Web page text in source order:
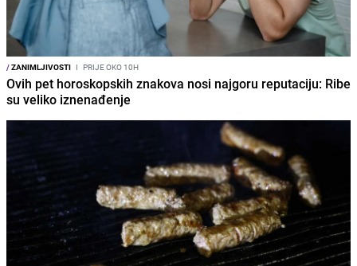
/ZANIMLJIVOSTI I PRIJE OKO 10H
Ovih pet horoskopskih znakova nosi najgoru reputaciju: Ribe
su veliko iznenađenje